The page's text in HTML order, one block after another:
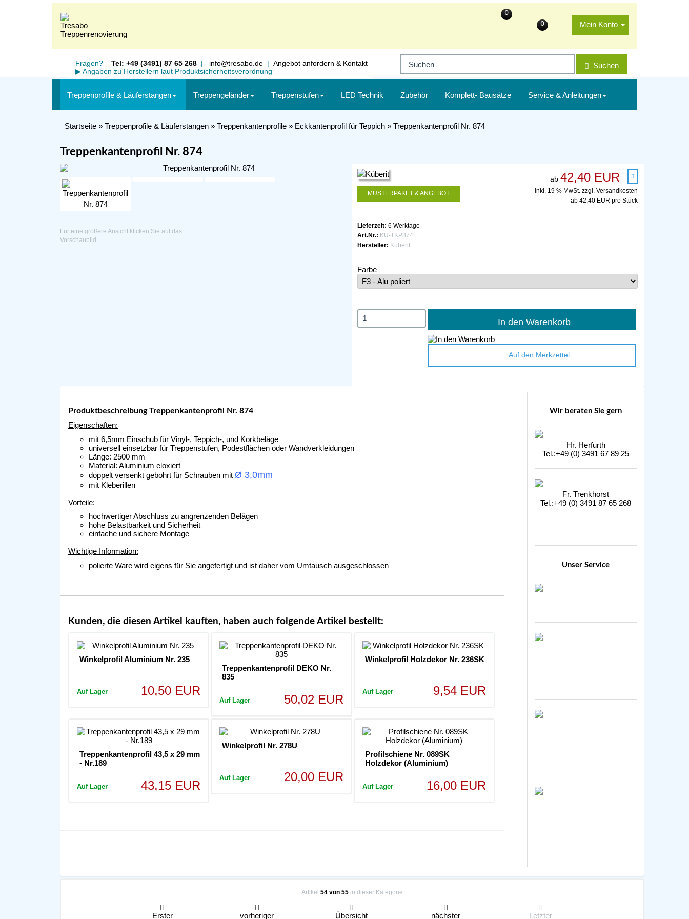
Mein Konto
0
0
Suchen
Fragen? Tel: +49 (3491) 87 65 268 | info@tresabo.de | Angebot anfordern & Kontakt
▶Angaben zu Herstellern laut Produktsicherheitsverordnung
Treppenprofile & Läuferstangen Treppengeländer Treppenstufen LED Technik Zubehör Komplett- Bausätze Service & Anleitungen
Startseite » Treppenprofile & Läuferstangen » Treppenkantenprofile » Eckkantenprofil für Teppich » Treppenkantenprofil Nr. 874
Treppenkantenprofil Nr. 874
Für eine größere Ansicht klicken Sie auf das
Vorschaubild
ab 42,40 EUR
MUSTERPAKET & ANGEBOT inkl. 19 % MwSt. zzgl. Versandkosten
ab 42,40 EUR pro Stück
Lieferzeit: 6 Werktage
Art.Nr.: KÜ-TKP874
Hersteller: Küberit
Farbe
In den Warenkorb
Auf den Merkzettel
Produktbeschreibung Treppenkantenprofil Nr. 874
Eigenschaften:
mit 6,5mm Einschub für Vinyl-, Teppich-, und Korkbeläge
universell einsetzbar für Treppenstufen, Podestflächen oder Wandverkleidungen
Länge: 2500 mm
Material: Aluminium eloxiert
doppelt versenkt gebohrt für Schrauben mit Ø 3,0mm
mit Kleberillen
Vorteile:
hochwertiger Abschluss zu angrenzenden Belägen
hohe Belastbarkeit und Sicherheit
einfache und sichere Montage
Wichtige Information:
polierte Ware wird eigens für Sie angefertigt und ist daher vom Umtausch ausgeschlossen
Kunden, die diesen Artikel kauften, haben auch folgende Artikel bestellt:
Winkelprofil Aluminium Nr. 235
Auf Lager 10,50 EUR
Treppenkantenprofil DEKO Nr.
835
Auf Lager 50,02 EUR
Winkelprofil Holzdekor Nr. 236SK
Auf Lager 9,54 EUR
Treppenkantenprofil 43,5 x 29 mm
- Nr.189
Auf Lager 43,15 EUR
Winkelprofil Nr. 278U
Auf Lager 20,00 EUR
Profilschiene Nr. 089SK
Holzdekor (Aluminium)
Auf Lager 16,00 EUR
Wir beraten Sie gern
Hr. Herfurth
Tel.:+49 (0) 3491 67 89 25
Fr. Trenkhorst
Tel.:+49 (0) 3491 87 65 268
Unser Service
Artikel 54 von 55 in dieser Kategorie
Erster vorheriger Übersicht nächster Letzter